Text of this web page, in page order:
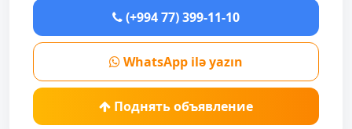
(+994 77) 399-11-10
WhatsApp ilə yazın
Поднять объявление